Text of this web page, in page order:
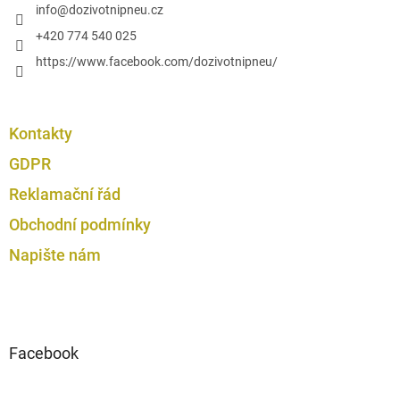
info@dozivotnipneu.cz
+420 774 540 025
https://www.facebook.com/dozivotnipneu/
Kontakty
GDPR
Reklamační řád
Obchodní podmínky
Napište nám
Facebook